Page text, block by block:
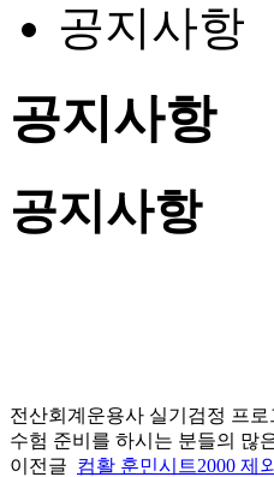
공지사항
공지사항
공지사항
전산회계운용사 실기검정 프
수험 준비를 하시는 분들의 많
이전글 컴활 훈민시트2000 제외